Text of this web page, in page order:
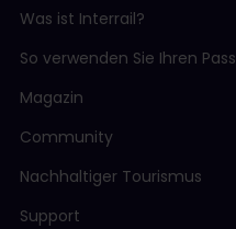
Was ist Interrail?
So verwenden Sie Ihren Pass
Magazin
Community
Nachhaltiger Tourismus
Support